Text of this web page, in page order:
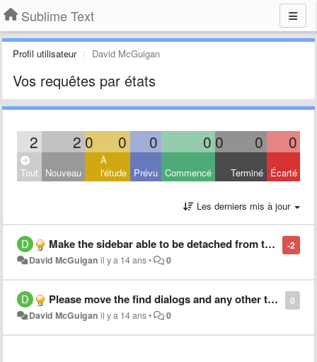
Sublime Text
Profil utilisateur David McGuigan
Vos requêtes par états
2 2 0 0 0 0 0 0 0
Tout Nouveau
À
l'étude Prévu Commencé Terminé Écarté
Les derniers mis à jour
-2
Make the sidebar able to be detached from the editors and live on its own for better multi and portrait monitor support and flexibility
David McGuigan il y a 14 ans• 0
0
Please move the find dialogs and any other to the top instead of the bottom or allow its customization as a preference, thank you.
David McGuigan il y a 14 ans• 0